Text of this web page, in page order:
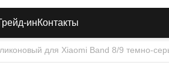
инКонтакты
для Xiaomi Band 8/9 темно-